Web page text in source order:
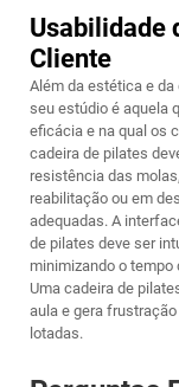
Usabilidade
Cliente
Além da estética e da
seu estúdio é aquela
eficácia e na qual os
cadeira de pilates
resistência das
reabilitação ou em
adequadas. A
de pilates deve ser
minimizando o
Uma cadeira de
aula e gera
lotadas.